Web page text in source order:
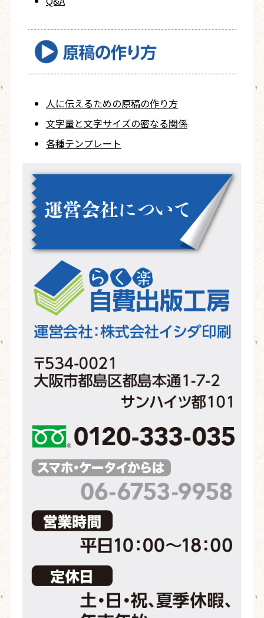
人に伝えるための原稿の作り方
文字量と文字サイズの密なる関係
各種テンプレート